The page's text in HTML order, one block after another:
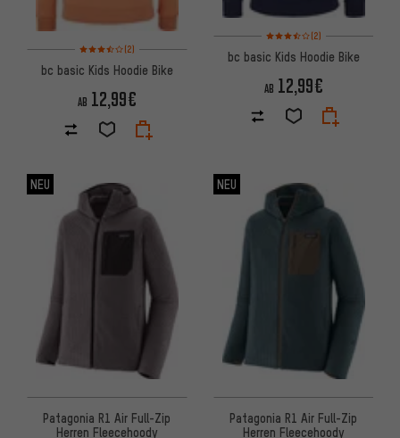
Bewertungen: 3,5 von 5 basierend auf 2 Bewertungen
(2)
bc basic Kids Hoodie Bike
AB 12,99€
Bewertungen: 3,5 von 5
(2)
bc basic Kids Hoodie Bike
AB 12,99€
NEU
Patagonia R1 Air Full-Zip
Herren Fleecehoody
NEU
Patagonia R1 Air Full-Zip
Herren Fleecehoody